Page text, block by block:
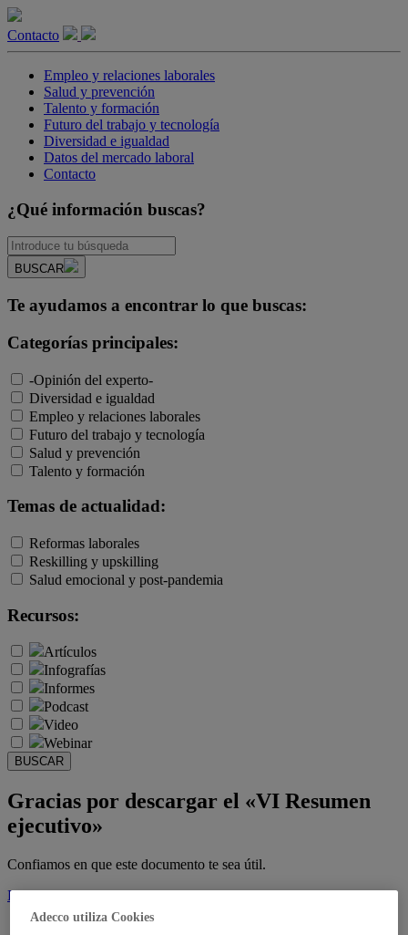
Contacto
Empleo y relaciones laborales
Salud y prevención
Talento y formación
Futuro del trabajo y tecnología
Diversidad e igualdad
Datos del mercado laboral
Contacto
¿Qué información buscas?
BUSCAR
Te ayudamos a encontrar lo que buscas:
Categorías principales:
-Opinión del experto-
Diversidad e igualdad
Empleo y relaciones laborales
Futuro del trabajo y tecnología
Salud y prevención
Talento y formación
Temas de actualidad:
Reformas laborales
Reskilling y upskilling
Salud emocional y post-pandemia
Recursos:
Artículos
Infografías
Informes
Podcast
Video
Webinar
BUSCAR
Gracias por descargar el «VI Resumen
ejecutivo»
Confiamos en que este documento te sea útil.
Descargar
Adecco utiliza Cookies